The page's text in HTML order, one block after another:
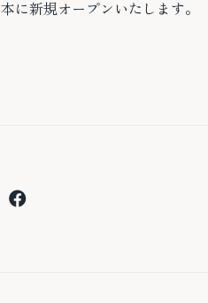
に新規オープンいたします。